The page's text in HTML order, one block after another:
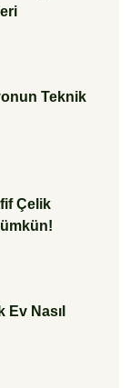
Teknik
Çelik
Nasıl